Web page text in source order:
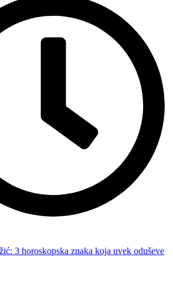
3 horoskopska znaka koja uvek oduševe